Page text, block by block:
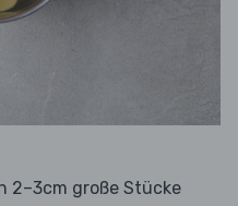
2–3cm große Stücke